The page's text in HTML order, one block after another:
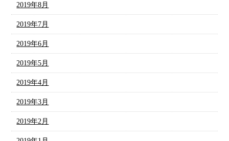
2019年8月
2019年7月
2019年6月
2019年5月
2019年4月
2019年3月
2019年2月